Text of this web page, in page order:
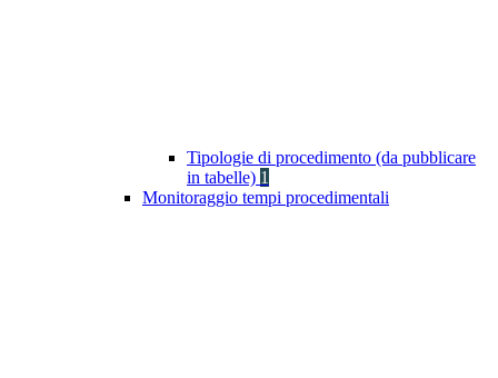
Tipologie di procedimento (da pubblicare
in tabelle) 1
Monitoraggio tempi procedimentali